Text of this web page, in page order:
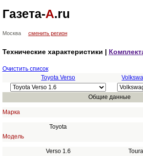
Газета-А.ru
Москва сменить регион
Технические характеристики |
Очистить список
Toyota Verso
Общие данные
Марка
Toyota
Модель
Verso 1.6